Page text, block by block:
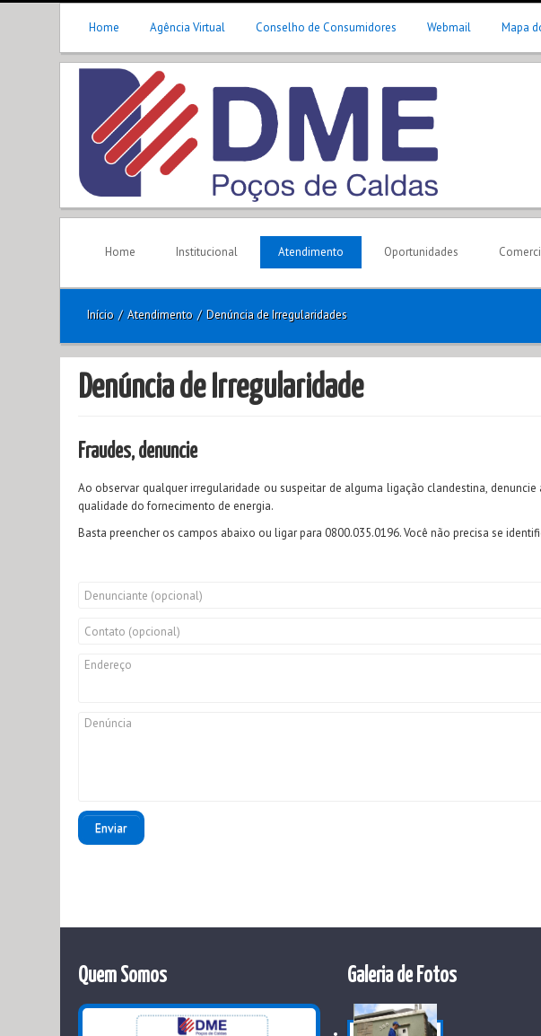
Home Agência Virtual Conselho de Consumidores Webmail Mapa
Home Institucional Atendimento Oportunidades
Início / Atendimento / Denúncia de Irregularidades
Denúncia de Irregularidade
Fraudes, denuncie
Ao observar qualquer irregularidade ou suspeitar de alguma ligação clandestina,
qualidade do fornecimento de energia.
Basta preencher os campos abaixo ou ligar para 0800.035.0196. Você não precisa se
Enviar
Quem Somos Galeria de Fotos